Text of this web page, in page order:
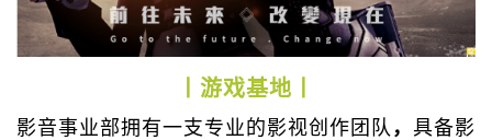
丨游戏基地丨
影音事业部拥有一支专业的影视创作团队 ， 具备影